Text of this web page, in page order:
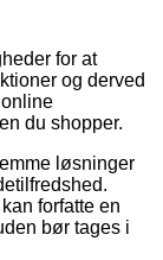
for at
og derved
du shopper.
løsninger
forfatte en
bør tages i